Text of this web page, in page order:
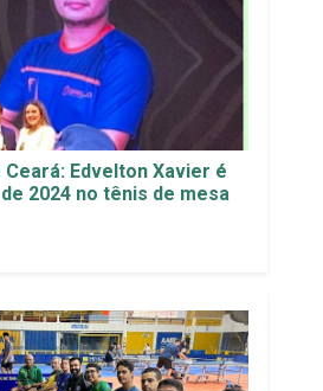
Edvelton Xavier é
2024 no tênis de mesa